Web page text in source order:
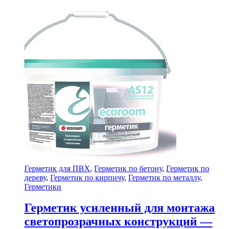
Герметик для ПВХ, Герметик по бетону, Герметик по
дереву, Герметик по кирпичу, Герметик по металлу,
Герметики
Герметик усиленный для монтажа
светопрозрачных конструкций —